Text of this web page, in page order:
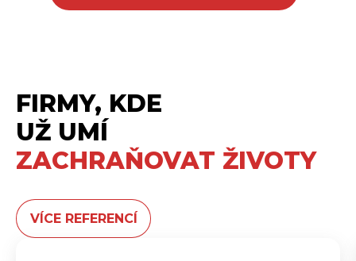
FIRMY, KDE
UŽ UMÍ
ZACHRAŇOVAT ŽIVOTY
VÍCE REFERENCÍ